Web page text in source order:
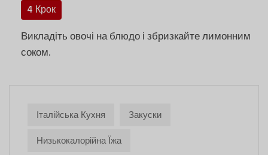
4 Крок
Викладіть овочі на блюдо і збризкайте лимонним
соком.
Італійська Кухня
Закуски
Низькокалорійна Їжа